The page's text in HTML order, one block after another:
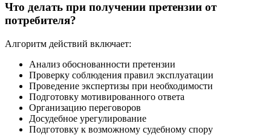
Что делать при получении претензии от
потребителя?
Алгоритм действий включает:
Анализ обоснованности претензии
Проверку соблюдения правил эксплуатации
Проведение экспертизы при необходимости
Подготовку мотивированного ответа
Организацию переговоров
Досудебное урегулирование
Подготовку к возможному судебному спору